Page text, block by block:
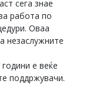
сега знае
работа по
Оваа
незаслужните
е веќе
поддржувачи.